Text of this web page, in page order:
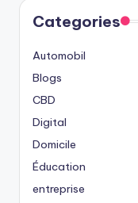
Categories
Automobil
Blogs
CBD
Digital
Domicile
Éducation
entreprise